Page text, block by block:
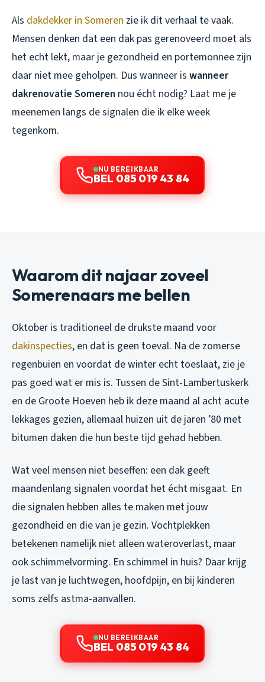
Als dakdekker in Someren zie ik dit verhaal te vaak.
Mensen denken dat een dak pas gerenoveerd moet als
het echt lekt, maar je gezondheid en portemonnee zijn
daar niet mee geholpen. Dus wanneer is wanneer
dakrenovatie Someren nou écht nodig? Laat me je
meenemen langs de signalen die ik elke week
tegenkom.
NU BEREIKBAAR
BEL 085 019 43 84
Waarom dit najaar zoveel
Somerenaars me bellen
Oktober is traditioneel de drukste maand voor
dakinspecties, en dat is geen toeval. Na de zomerse
regenbuien en voordat de winter echt toeslaat, zie je
pas goed wat er mis is. Tussen de Sint-Lambertuskerk
en de Groote Hoeven heb ik deze maand al acht acute
lekkages gezien, allemaal huizen uit de jaren ’80 met
bitumen daken die hun beste tijd gehad hebben.
Wat veel mensen niet beseffen: een dak geeft
maandenlang signalen voordat het écht misgaat. En
die signalen hebben alles te maken met jouw
gezondheid en die van je gezin. Vochtplekken
betekenen namelijk niet alleen wateroverlast, maar
ook schimmelvorming. En schimmel in huis? Daar krijg
je last van je luchtwegen, hoofdpijn, en bij kinderen
soms zelfs astma-aanvallen.
NU BEREIKBAAR
BEL 085 019 43 84